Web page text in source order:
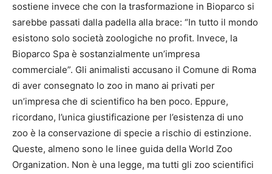
sostiene invece che con la trasformazione in Bioparco si
sarebbe passati dalla padella alla brace: “In tutto il mondo
esistono solo società zoologiche no profit. Invece, la
Bioparco Spa è sostanzialmente un’impresa
commerciale”. Gli animalisti accusano il Comune di Roma
di aver consegnato lo zoo in mano ai privati per
un’impresa che di scientifico ha ben poco. Eppure,
ricordano, l’unica giustificazione per l’esistenza di uno
zoo è la conservazione di specie a rischio di estinzione.
Queste, almeno sono le linee guida della World Zoo
Organization. Non è una legge, ma tutti gli zoo scientifici